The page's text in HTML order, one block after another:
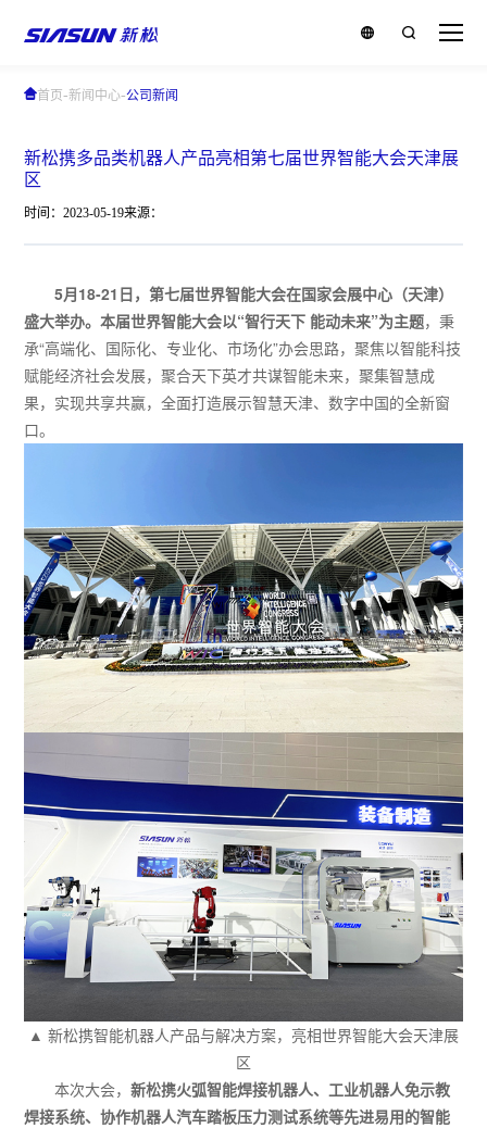
首页-新闻中心-公司新闻
新松携多品类机器人产品亮相第七届世界智能大会天津展
区
时间：2023-05-19来源：
5月18-21日，第七届世界智能大会在国家会展中心（天津）
盛大举办。本届世界智能大会以“智行天下 能动未来”为主题，秉
承“高端化、国际化、专业化、市场化”办会思路，聚焦以智能科技
赋能经济社会发展，聚合天下英才共谋智能未来，聚集智慧成
果，实现共享共赢，全面打造展示智慧天津、数字中国的全新窗
口。
▲ 新松携智能机器人产品与解决方案，亮相世界智能大会天津展
区
本次大会，新松携火弧智能焊接机器人、工业机器人免示教
焊接系统、协作机器人汽车踏板压力测试系统等先进易用的智能